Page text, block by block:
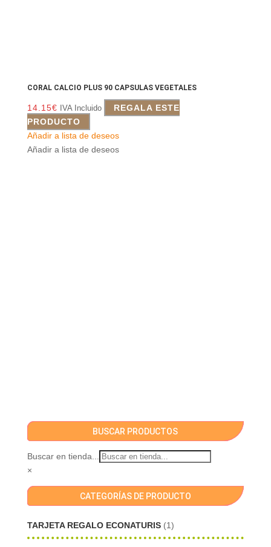
CORAL CALCIO PLUS 90 CAPSULAS VEGETALES
14.15€ IVA Incluido
REGALA ESTE
PRODUCTO
Añadir a lista de deseos
Añadir a lista de deseos
BUSCAR PRODUCTOS
Buscar en tienda...
×
CATEGORÍAS DE PRODUCTO
TARJETA REGALO ECONATURIS (1)